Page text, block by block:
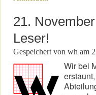
21.
Leser!
Gespeichert von wh am
Wir bei